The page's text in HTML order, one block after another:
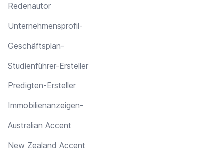
Redenautor
Unternehmensprofil-
Geschäftsplan-
Studienführer-Ersteller
Predigten-Ersteller
Immobilienanzeigen-
Australian Accent
New Zealand Accent